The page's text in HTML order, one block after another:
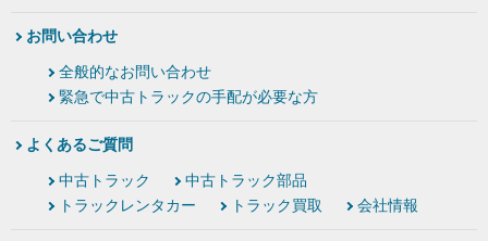
お問い合わせ
全般的なお問い合わせ
緊急で中古トラックの手配が必要な方
よくあるご質問
中古トラック
中古トラック部品
トラックレンタカー
トラック買取 会社情報